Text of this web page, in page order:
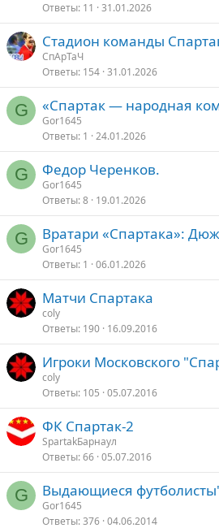
Ответы 11 31.01.2026
Стадион команды
СпАрТаЧ
Ответы 154 31.01.2026
G «Спартак — народная
Gor1645
Ответы 1 24.01.2026
G Федор Черенков.
Gor1645
Ответы 8 19.01.2026
G Вратари «Спартака»:
Gor1645
Ответы 1 06.01.2026
Матчи Спартака
coly
Ответы 190 16.09.2016
Игроки Московского
coly
Ответы 105 05.07.2016
ФК Спартак-2
SpartakБарнаул
Ответы 66 05.07.2016
G Выдающиеся
Gor1645
Ответы 376 04.06.2014